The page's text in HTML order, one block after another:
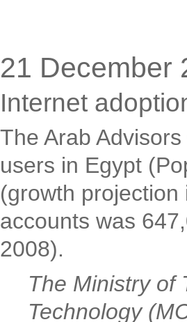
21 December
Internet
The Arab
users in Egypt
(growth
accounts was
2008).
The Ministry of
Technology